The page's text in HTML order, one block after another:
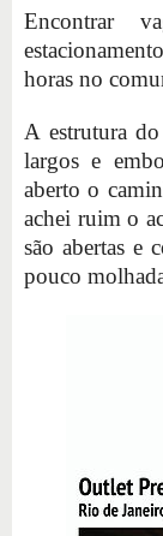
Encontrar
horas no
A estrutura
largos e
aberto o
achei ruim o
são abertas e
pouco